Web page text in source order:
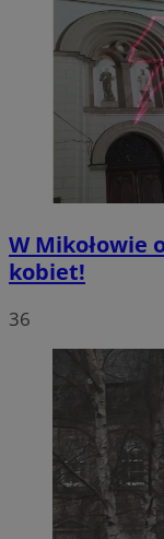
W Mikołowie
kobiet!
36